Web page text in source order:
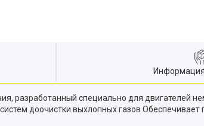
разработанный специально для двигателей
доочистки выхлопных газов